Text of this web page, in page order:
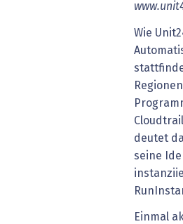
Wie
deutet
seine
Einmal